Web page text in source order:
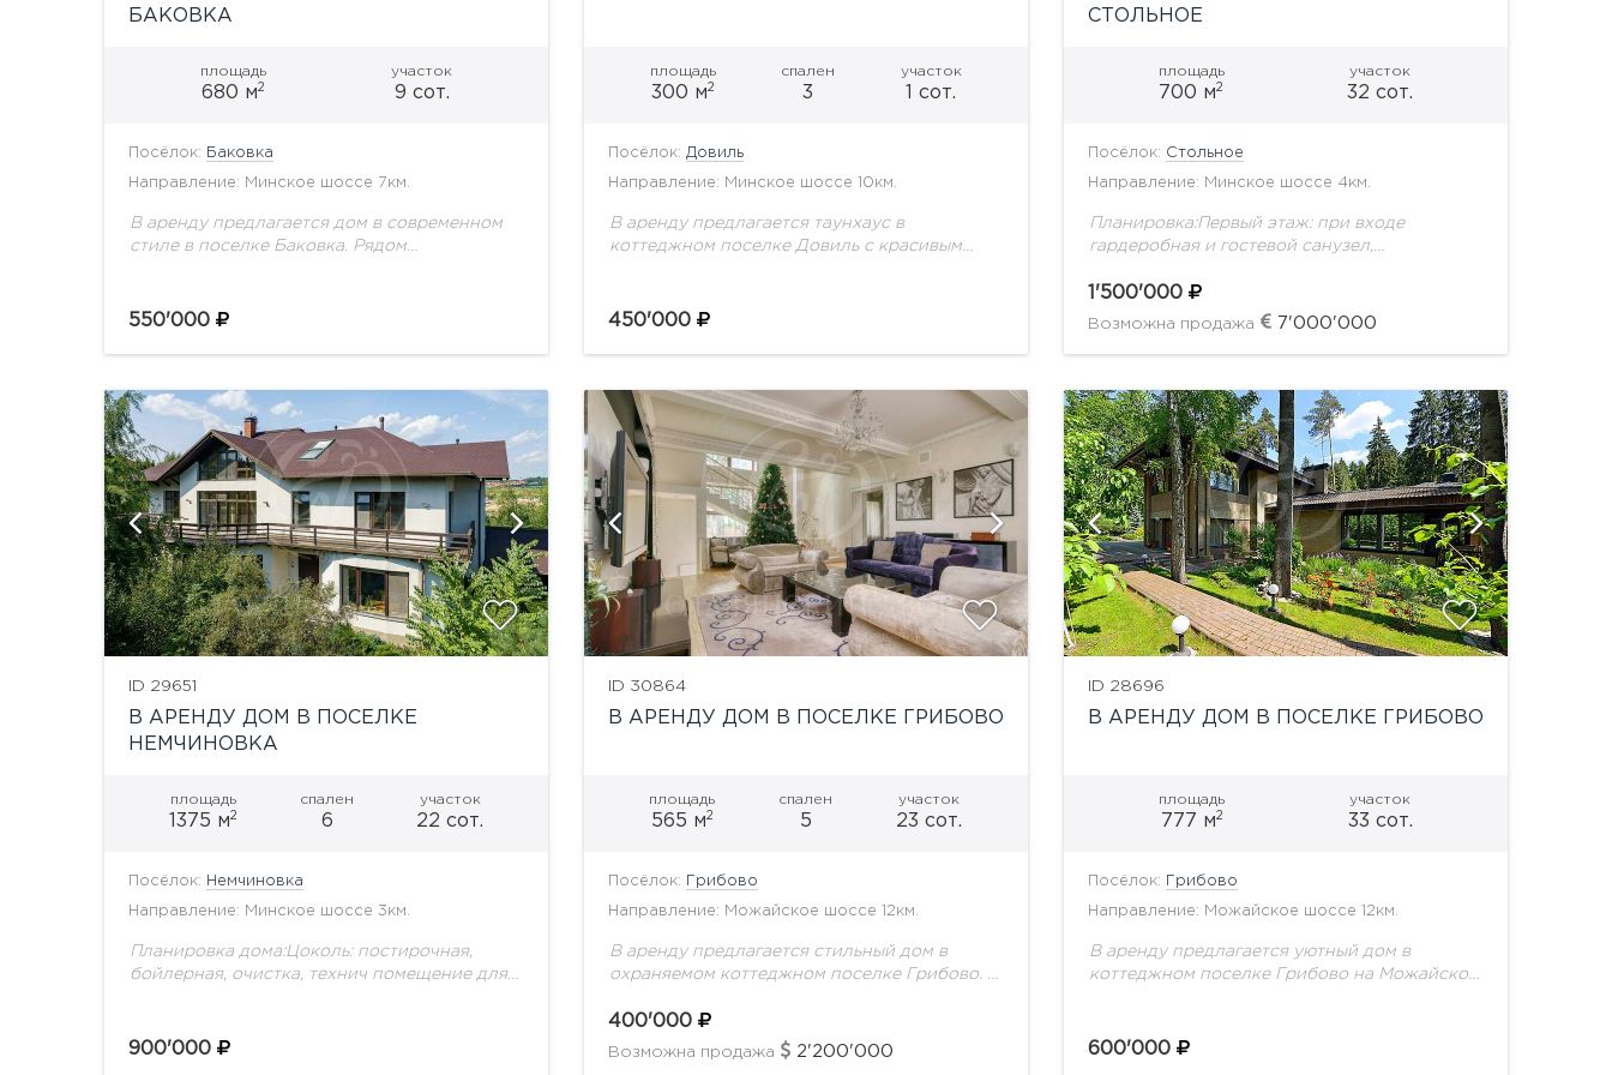
БАКОВКА
площадь
680 м2
участок
9 сот.
Посёлок: Баковка
Направление: Минское шоссе 7км.
В аренду предлагается дом в современном
стиле в поселке Баковка. Рядом
фитнес-клубом, 5 мин до Переделкино.
550'000
площадь
300 м2
спален
3
участок
1 сот.
Посёлок: Довиль
Направление: Минское шоссе 10км.
В аренду предлагается таунхаус в
коттеджном поселке Довиль с красивым
лифт.
450'000
СТОЛЬНОЕ
площадь
700 м2
участок
32 сот.
Посёлок: Стольное
Направление: Минское шоссе 4км.
Планировка:Первый этаж: при входе
гардеробная и гостевой санузел,
просторная столовая, уютная кухня, а также
кабинет и гостевая спальня.Второй этаж:
1'500'000
Возможна продажа 7'000'000
ID 29651
В АРЕНДУ ДОМ В ПОСЕЛКЕ
НЕМЧИНОВКА
площадь
1375 м2
спален
6
участок
22 сот.
Посёлок: Немчиновка
Направление: Минское шоссе 3км.
Планировка дома:Цоколь: постирочная,
бойлерная, очистка, технич помещение для
выходном на веранду, вторая отдельная
900'000
показать ещё 13 фотографий
ID 30864
В АРЕНДУ ДОМ В ПОСЕЛКЕ ГРИБОВО
площадь
565 м2
спален
5
участок
23 сот.
Посёлок: Грибово
Направление: Можайское шоссе 12км.
В аренду предлагается стильный дом в
охраняемом коттеджном поселке Грибово. В
современном стиле с элементами ар-деко.
Планировка дома:Цоколь: бассейн, сауна,
400'000
Возможна продажа 2'200'000
показать ещё 16 фотографий
ID 28696
В АРЕНДУ ДОМ В ПОСЕЛКЕ ГРИБОВО
площадь
777 м2
участок
33 сот.
Посёлок: Грибово
Направление: Можайское шоссе 12км.
В аренду предлагается уютный дом в
коттеджном поселке Грибово на Можайском
высажен фруктовый сад.Планировка дома:
600'000